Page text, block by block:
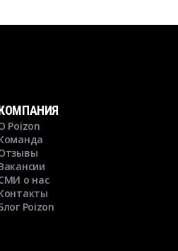
Poizon
о нас
Poizon